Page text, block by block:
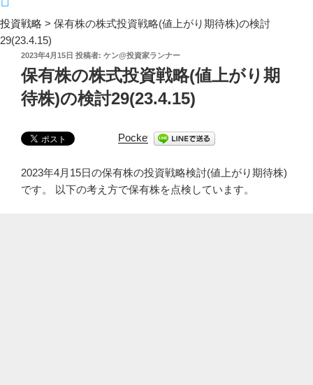
投資戦略 > 保有株の株式投資戦略(値上がり期待株)の検討
29(23.4.15)
投
稿
日:
2023年4月15日 投稿者: ケン@投資家ランナー
保有株の株式投資戦略(値上がり期
待株)の検討29(23.4.15)
Pocket
2023年4月15日の保有株の投資戦略検討(値上がり期待株)
です。 以下の考え方で保有株を点検しています。